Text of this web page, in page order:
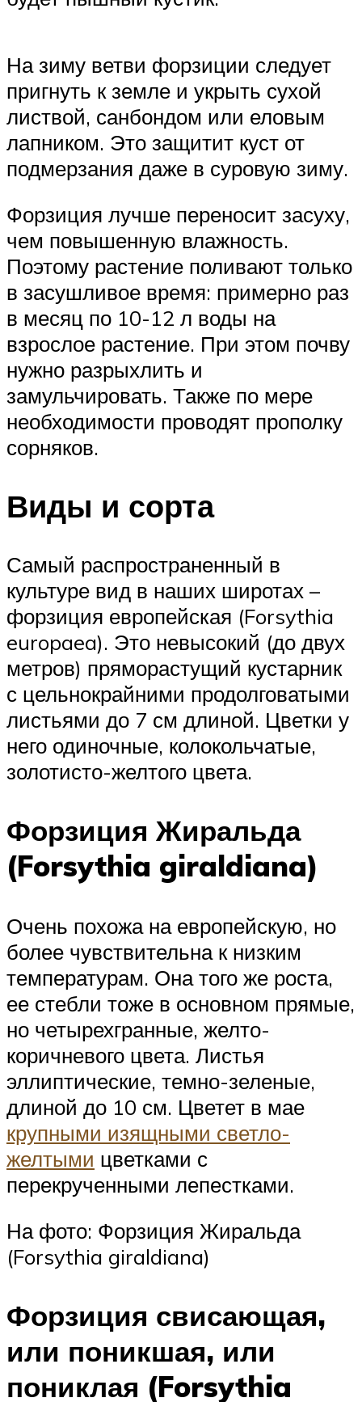
На зиму ветви форзиции следует
пригнуть к земле и укрыть сухой
листвой, санбондом или еловым
лапником. Это защитит куст от
подмерзания даже в суровую зиму.
Форзиция лучше переносит засуху,
чем повышенную влажность.
Поэтому растение поливают только
в засушливое время: примерно раз
в месяц по 10-12 л воды на
взрослое растение. При этом почву
нужно разрыхлить и
замульчировать. Также по мере
необходимости проводят прополку
сорняков.
Виды и сорта
Самый распространенный в
культуре вид в наших широтах –
форзиция европейская (Forsythia
europaea). Это невысокий (до двух
метров) пряморастущий кустарник
с цельнокрайними продолговатыми
листьями до 7 см длиной. Цветки у
него одиночные, колокольчатые,
золотисто-желтого цвета.
Форзиция Жиральда
(Forsythia giraldiana)
Очень похожа на европейскую, но
более чувствительна к низким
температурам. Она того же роста,
ее стебли тоже в основном прямые,
но четырехгранные, желто-
коричневого цвета. Листья
эллиптические, темно-зеленые,
длиной до 10 см. Цветет в мае
крупными изящными светло-
желтыми цветками с
перекрученными лепестками.
На фото: Форзиция Жиральда
(Forsythia giraldiana)
Форзиция свисающая,
или поникшая, или
пониклая (Forsythia